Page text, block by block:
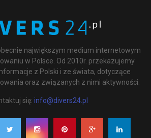
największym medium internetowym
w Polsce. Od 2010r. przekazujemy
z Polski i ze świata, dotyczące
oraz związanych z nimi aktywności.
się: info@divers24.pl